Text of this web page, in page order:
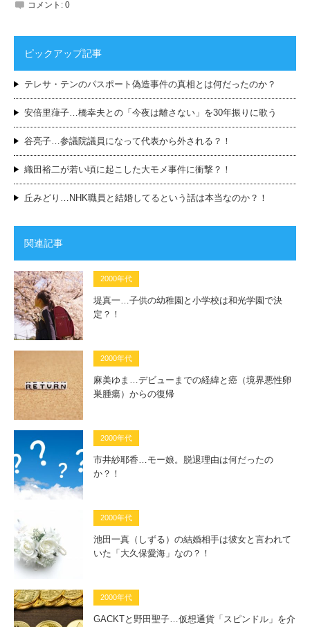
コメント: 0
ピックアップ記事
テレサ・テンのパスポート偽造事件の真相とは何だったのか？
安倍里葎子…橋幸夫との「今夜は離さない」を30年振りに歌う
谷亮子…参議院議員になって代表から外される？！
織田裕二が若い頃に起こした大モメ事件に衝撃？！
丘みどり…NHK職員と結婚してるという話は本当なのか？！
関連記事
2000年代
堤真一…子供の幼稚園と小学校は和光学園で決
定？！
2000年代
麻美ゆま…デビューまでの経緯と癌（境界悪性卵
巣腫瘍）からの復帰
2000年代
市井紗耶香…モー娘。脱退理由は何だったの
か？！
2000年代
池田一真（しずる）の結婚相手は彼女と言われて
いた「大久保愛海」なの？！
2000年代
GACKTと野田聖子…仮想通貨「スピンドル」を介